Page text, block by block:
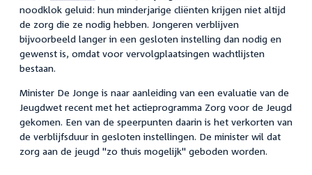
noodklok geluid: hun minderjarige cliënten krijgen niet altijd
de zorg die ze nodig hebben. Jongeren verblijven
bijvoorbeeld langer in een gesloten instelling dan nodig en
gewenst is, omdat voor vervolgplaatsingen wachtlijsten
bestaan.
Minister De Jonge is naar aanleiding van een evaluatie van de
Jeugdwet recent met het actieprogramma Zorg voor de Jeugd
gekomen. Een van de speerpunten daarin is het verkorten van
de verblijfsduur in gesloten instellingen. De minister wil dat
zorg aan de jeugd "zo thuis mogelijk" geboden worden.